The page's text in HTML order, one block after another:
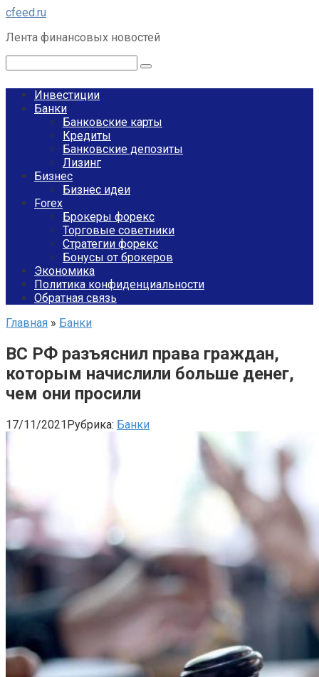
Перейти
контенту
cfeed.ru
Лента финансовых новостей
Инвестиции
Банки
Банковские карты
Кредиты
Банковские депозиты
Лизинг
Бизнес
Бизнес идеи
Forex
Брокеры форекс
Торговые советники
Стратегии форекс
Бонусы от брокеров
Экономика
Политика конфиденциальности
Обратная связь
Главная » Банки
ВС РФ разъяснил права граждан,
которым начислили больше денег,
чем они просили
17/11/2021Рубрика: Банки